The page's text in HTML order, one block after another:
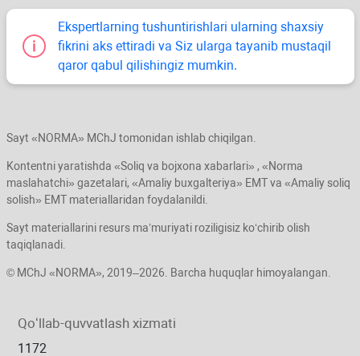
Ekspertlarning tushuntirishlari ularning shaхsiy
fikrini aks ettiradi va Siz ularga tayanib mustaqil
qaror qabul qilishingiz mumkin.
Sayt «NORMA» MChJ tomonidan ishlab chiqilgan.
Kontentni yaratishda «Soliq va bojхona хabarlari» , «Norma
maslahatchi» gazetalari, «Amaliy buхgalteriya» EMT va «Amaliy soliq
solish» EMT materiallaridan foydalanildi.
Sayt materiallarini resurs ma’muriyati roziligisiz koʻchirib olish
taqiqlanadi.
© MChJ «NORMA», 2019–2026. Barcha huquqlar himoyalangan.
Qoʻllab-quvvatlash хizmati
1172